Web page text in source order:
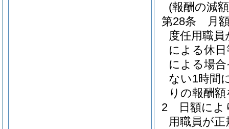
(報酬の減
第28条
月
度任用職
による休
による場
ない1時間
りの報酬
2
日額に
用職員が